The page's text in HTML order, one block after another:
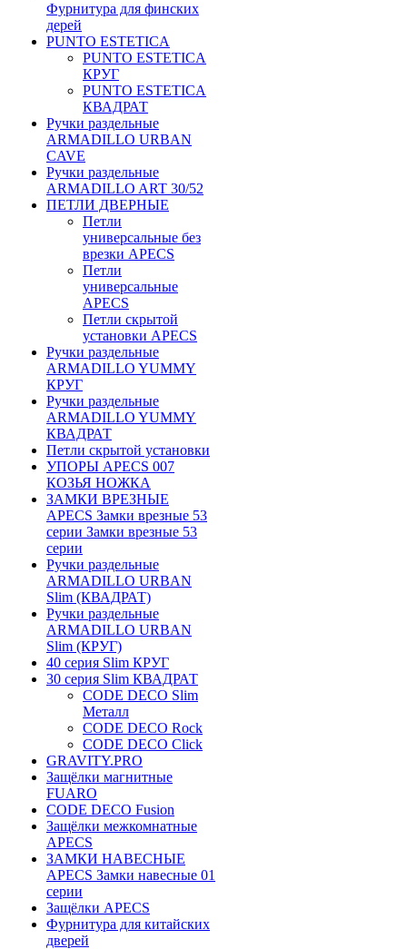
Фурнитура для финских
дерей
PUNTO ESTETICA
PUNTO ESTETICA
КРУГ
PUNTO ESTETICA
КВАДРАТ
Ручки раздельные
ARMADILLO URBAN
CAVE
Ручки раздельные
ARMADILLO ART 30/52
ПЕТЛИ ДВЕРНЫЕ
Петли
универсальные без
врезки APECS
Петли
универсальные
APECS
Петли скрытой
установки APECS
Ручки раздельные
ARMADILLO YUMMY
КРУГ
Ручки раздельные
ARMADILLO YUMMY
КВАДРАТ
Петли скрытой установки
УПОРЫ APECS 007
КОЗЬЯ НОЖКА
ЗАМКИ ВРЕЗНЫЕ
APECS Замки врезные 53
серии Замки врезные 53
серии
Ручки раздельные
ARMADILLO URBAN
Slim (КВАДРАТ)
Ручки раздельные
ARMADILLO URBAN
Slim (КРУГ)
40 серия Slim КРУГ
30 серия Slim КВАДРАТ
CODE DECO Slim
Металл
CODE DECO Rock
CODE DECO Click
GRAVITY.PRO
Защёлки магнитные
FUARO
CODE DECO Fusion
Защёлки межкомнатные
APECS
ЗАМКИ НАВЕСНЫЕ
APECS Замки навесные 01
серии
Защёлки APECS
Фурнитура для китайских
дверей